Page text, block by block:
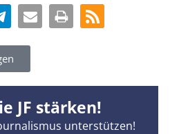
JF stärken!
unterstützen!